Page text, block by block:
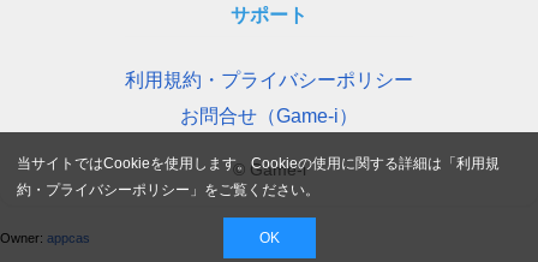
サポート
利用規約・プライバシーポリシー
お問合せ（Game-i）
© Game-i
Owner: appcas
当サイトではCookieを使用します。Cookieの使用に関する詳細は「利用規
約・プライバシーポリシー 」をご覧ください。
OK